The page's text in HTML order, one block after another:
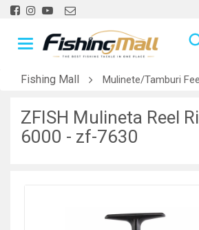
Fishing Mall Mulinete/Tamburi
ZFISH Mulineta Reel
6000 - zf-7630